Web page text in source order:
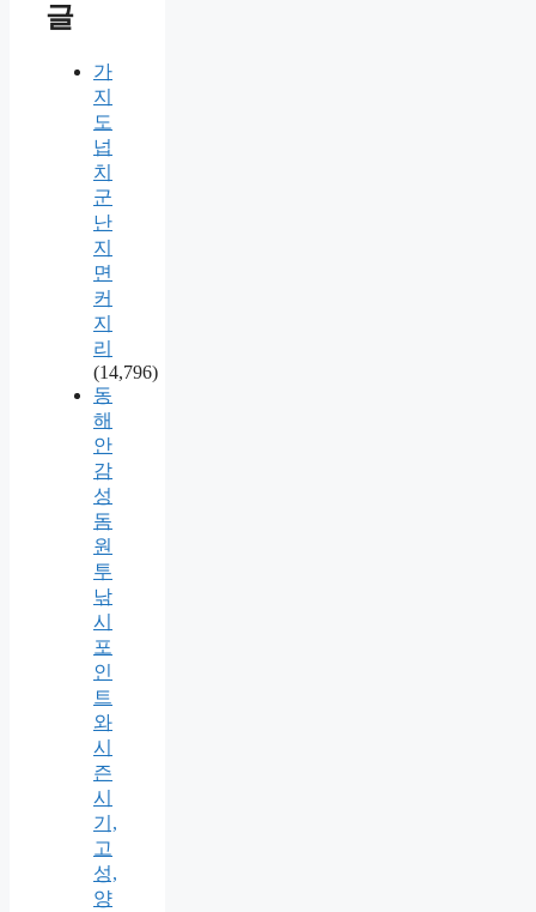
글
가
지
도
넙
치
군
난
지
면
커
지
리
(14,796)
동
해
안
감
성
돔
원
투
낚
시
포
인
트
와
시
즌
시
기,
고
성,
양